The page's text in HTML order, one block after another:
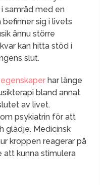
samråd med en
sig i livets
ännu större
kan hitta stöd i
slut.
har länge
bland annat
av livet.
psykiatrin för att
glädje. Medicinsk
kroppen reagerar på
att kunna stimulera